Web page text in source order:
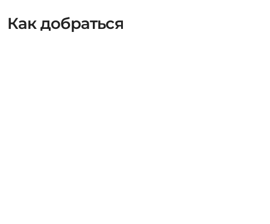
Как добраться